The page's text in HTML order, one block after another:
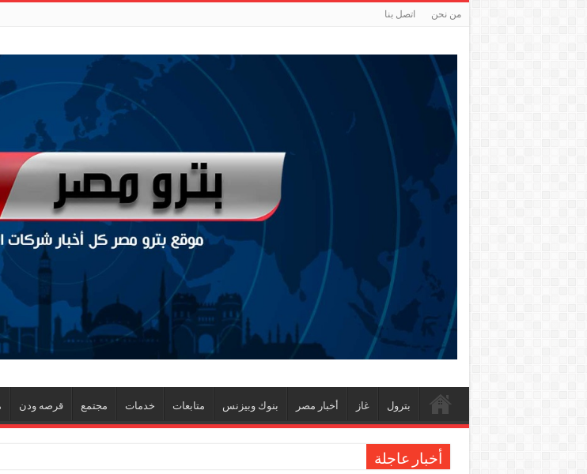
من نحن اتصل بنا
بترول غاز أخبار مصر بنوك وبيزنس متابعات خدمات مجتمع قرصه ودن
أخبار عاجلة